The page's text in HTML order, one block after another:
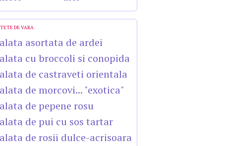
DE VARA
asortata de ardei
cu broccoli si conopida
de castraveti orientala
de morcovi... "exotica"
de pepene rosu
de pui cu sos tartar
de rosii dulce-acrisoara